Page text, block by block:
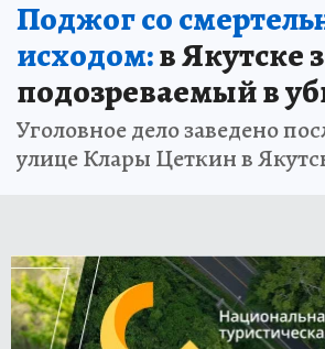
Поджог со
исходом:в Якутске
подозреваемый в
Уголовное дело заведено
улице Клары Цеткин в